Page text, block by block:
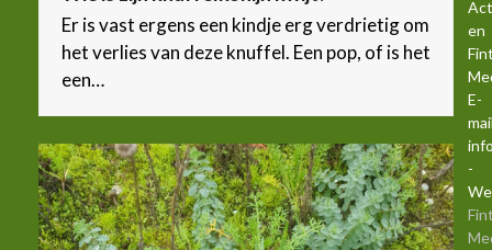
Er is vast ergens een kindje erg verdrietig om
het verlies van deze knuffel. Een pop, of is het
een…
en
E-
-